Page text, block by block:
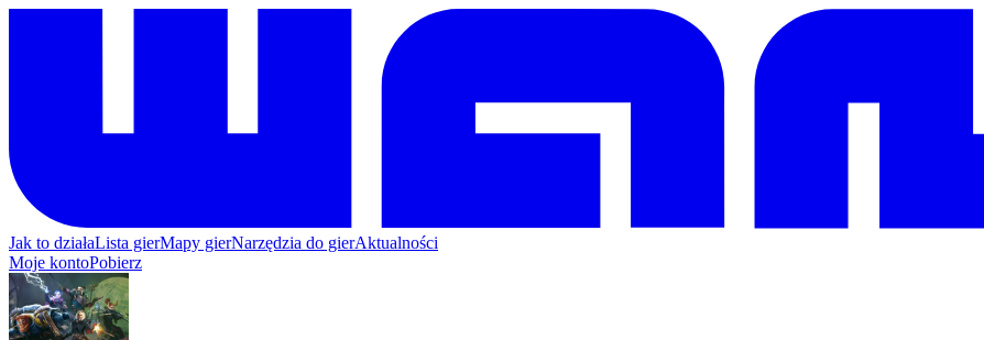
Jak to działaLista gierMapy gierNarzędzia do gierAktualności
Moje kontoPobierz